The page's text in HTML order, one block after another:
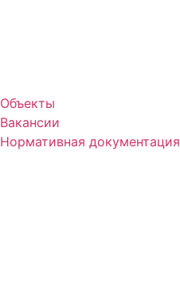
Объекты
Вакансии
Нормативная документация